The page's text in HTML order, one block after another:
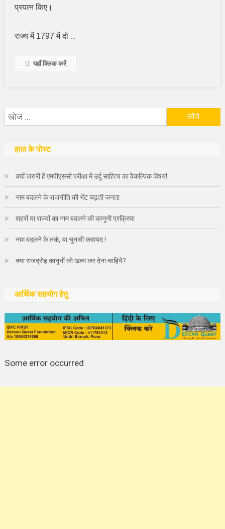
प्रयत्न किए।
राज्य में 1797 में दो …
यहाँ क्लिक करें
हाल के पोस्ट
क्यों जरुरी हैं एमपीएससी परीक्षा में उर्दू साहित्य का वैकल्पिक विषय!
नाम बदलने के राजनीति की भेंट चढ़ती जनता
शहरों या राज्यों का नाम बदलने की कानूनी प्रक्रिया
नाम बदलने के तर्क, या चुनावी कवायद !
क्या राजद्रोह कानूनों को खत्म कर देना चाहिये?
आर्थिक सहयोग हेतु
Some error occurred